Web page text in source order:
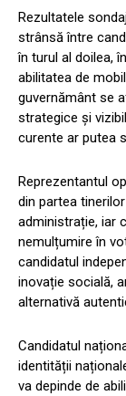
Rezultatele
strânsă între
în turul al doilea,
abilitatea de
guvernământ se
strategice și
curente ar putea
Reprezentantul
din partea
administrație, iar
nemulțumire în
candidatul
inovație socială,
alternativă
Candidatul
identității
va depinde de